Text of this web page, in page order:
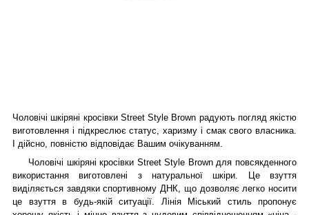
Чоловічі шкіряні кросівки Street Style Brown радують погляд якістю
виготовлення і підкреслює статус, харизму і смак свого власника.
І дійсно, повністю відповідає Вашим очікуванням.
Чоловічі шкіряні кросівки Street Style Brown для повсякденного
використання виготовлені з натуральної шкіри. Це взуття
виділяється завдяки спортивному ДНК, що дозволяє легко носити
це взуття в будь-якій ситуації. Лінія Міський стиль пропонує